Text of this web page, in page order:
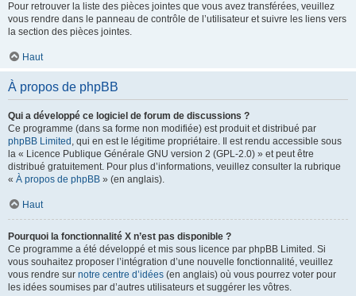
Pour retrouver la liste des pièces jointes que vous avez transférées, veuillez
vous rendre dans le panneau de contrôle de l’utilisateur et suivre les liens vers
la section des pièces jointes.
Haut
À propos de phpBB
Qui a développé ce logiciel de forum de discussions ?
Ce programme (dans sa forme non modifiée) est produit et distribué par
phpBB Limited , qui en est le légitime propriétaire. Il est rendu accessible sous
la « Licence Publique Générale GNU version 2 (GPL-2.0) » et peut être
distribué gratuitement. Pour plus d’informations, veuillez consulter la rubrique
« À propos de phpBB » (en anglais).
Haut
Pourquoi la fonctionnalité X n’est pas disponible ?
Ce programme a été développé et mis sous licence par phpBB Limited. Si
vous souhaitez proposer l’intégration d’une nouvelle fonctionnalité, veuillez
vous rendre sur notre centre d’idées (en anglais) où vous pourrez voter pour
les idées soumises par d’autres utilisateurs et suggérer les vôtres.